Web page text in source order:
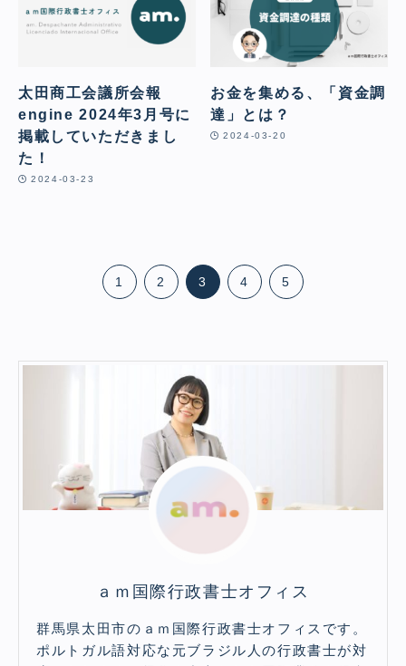
太田商工会議所会報
engine 2024年3月号に
掲載していただきまし
た！
2024-03-23
お金を集める、「資金調
達」とは？
2024-03-20
1 2 3 4 5
ａｍ国際行政書士オフィス
群馬県太田市のａｍ国際行政書士オフィスです。
ポルトガル語対応な元ブラジル人の行政書士が対